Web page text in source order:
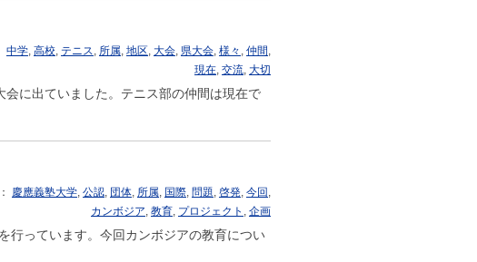
中学, 高校, テニス, 所属, 地区, 大会, 県大会, 様々 , 仲間,
現在, 交流, 大切
に出ていました。テニス部の仲間は現在で
慶應義塾大学, 公認, 団体, 所属, 国際, 問題, 啓発, 今回 ,
カンボジア, 教育, プロジェクト , 企画
行っています。今回カンボジアの教育につい